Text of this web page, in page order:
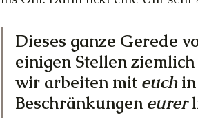
Dieses ganze Gerede
einigen Stellen
wir arbeiten mit euch in
Beschränkungen eurer